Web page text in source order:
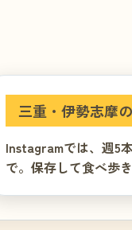
三重・伊勢志摩
Instagramでは、週5
で。保存して食べ歩き